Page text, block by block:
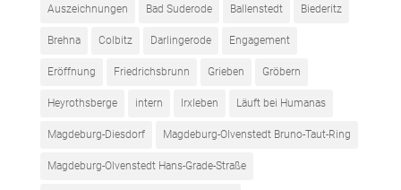
Auszeichnungen Bad Suderode Ballenstedt Biederitz
Brehna Colbitz Darlingerode Engagement
Eröffnung Friedrichsbrunn Grieben Gröbern
Heyrothsberge intern Irxleben Läuft bei Humanas
Magdeburg-Diesdorf Magdeburg-Olvenstedt Bruno-Taut-Ring
Magdeburg-Olvenstedt Hans-Grade-Straße